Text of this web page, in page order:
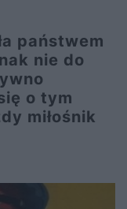
państwem
nie do
o tym
miłośnik